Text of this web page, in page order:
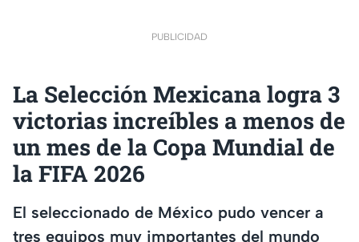
PUBLICIDAD
La Selección Mexicana logra 3
victorias increíbles a menos de
un mes de la Copa Mundial de
la FIFA 2026
El seleccionado de México pudo vencer a
tres equipos muy importantes del mundo